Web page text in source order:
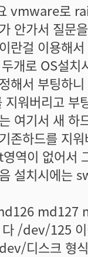
vmware로
안가서 질문
란걸 이용해
개로 OS설
해서 부팅하
지워버리고 부
여기서 새 하
존하드를 지
역이 없어서
설치시에는
md127
/dev/125 이
디스크 형